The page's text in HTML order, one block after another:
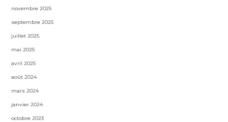
novembre 2025
septembre 2025
juillet 2025
mai 2025
avril 2025
août 2024
mars 2024
janvier 2024
octobre 2023